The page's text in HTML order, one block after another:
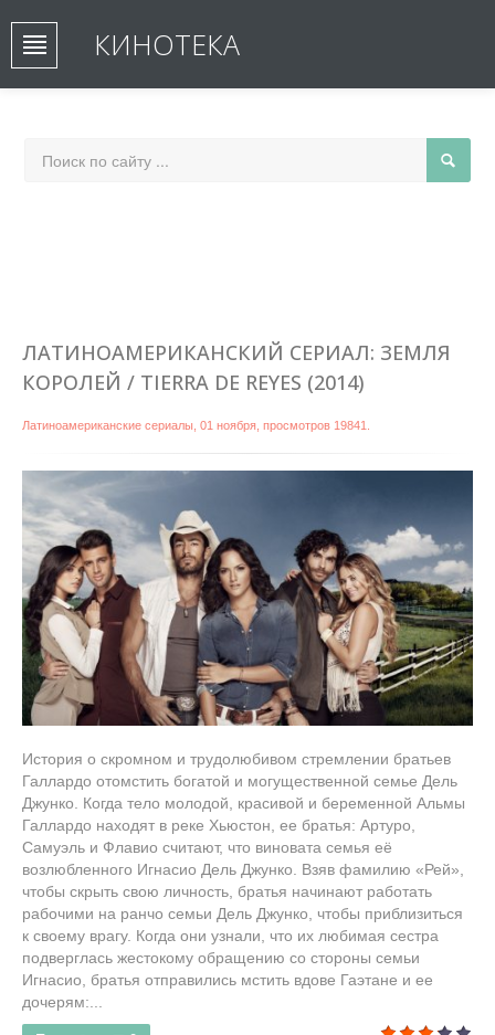
КИНОТЕКА
ЛАТИНОАМЕРИКАНСКИЙ СЕРИАЛ: ЗЕМЛЯ
КОРОЛЕЙ / TIERRA DE REYES (2014)
Латиноамериканские сериалы 01 ноября , просмотров 19841.
История о скромном и трудолюбивом стремлении братьев
Галлардо отомстить богатой и могущественной семье Дель
Джунко. Когда тело молодой, красивой и беременной Альмы
Галлардо находят в реке Хьюстон, ее братья: Артуро,
Самуэль и Флавио считают, что виновата семья её
возлюбленного Игнасио Дель Джунко. Взяв фамилию «Рей»,
чтобы скрыть свою личность, братья начинают работать
рабочими на ранчо семьи Дель Джунко, чтобы приблизиться
к своему врагу. Когда они узнали, что их любимая сестра
подверглась жестокому обращению со стороны семьи
Игнасио, братья отправились мстить вдове Гаэтане и ее
дочерям:...